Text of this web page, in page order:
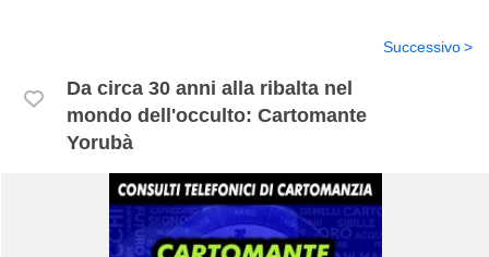
Da circa 30 anni alla ribalta nel
mondo dell'occulto: Cartomante
Yorubà
Successivo